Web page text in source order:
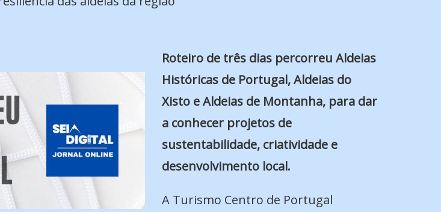
Roteiro de três dias percorreu Aldeias
Históricas de Portugal, Aldeias do
Xisto e Aldeias de Montanha, para dar
a conhecer projetos de
sustentabilidade, criatividade e
desenvolvimento local.
A Turismo Centro de Portugal